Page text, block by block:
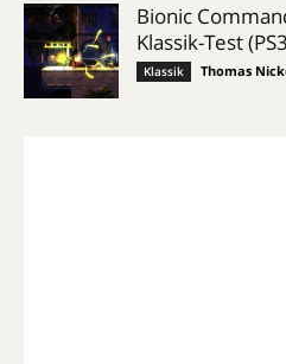
Bionic
Klassik-Test
Klassik Thomas